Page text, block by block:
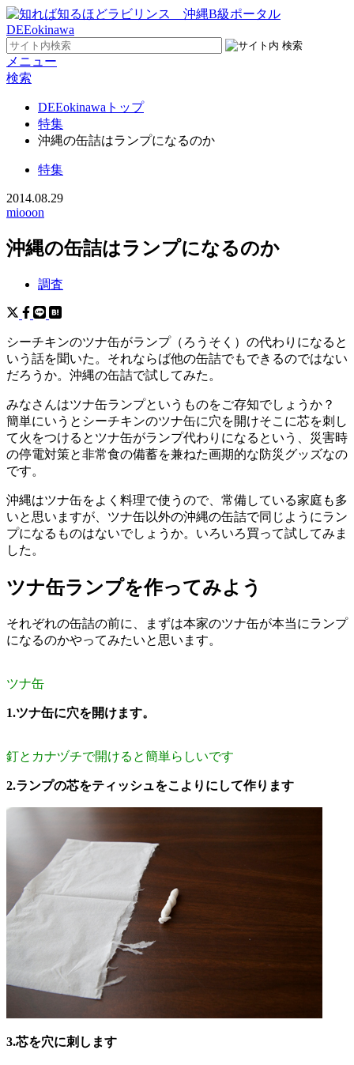
メニュー
検索
DEEokinawaトップ
特集
沖縄の缶詰はランプになるのか
特集
2014.08.29
miooon
沖縄の缶詰はランプになるのか
調査
シーチキンのツナ缶がランプ（ろうそく）の代わりになると
いう話を聞いた。それならば他の缶詰でもできるのではない
だろうか。沖縄の缶詰で試してみた。
みなさんはツナ缶ランプというものをご存知でしょうか？
簡単にいうとシーチキンのツナ缶に穴を開けそこに芯を刺し
て火をつけるとツナ缶がランプ代わりになるという、災害時
の停電対策と非常食の備蓄を兼ねた画期的な防災グッズなの
です。
沖縄はツナ缶をよく料理で使うので、常備している家庭も多
いと思いますが、ツナ缶以外の沖縄の缶詰で同じようにラン
プになるものはないでしょうか。いろいろ買って試してみま
した。
ツナ缶ランプを作ってみよう
それぞれの缶詰の前に、まずは本家のツナ缶が本当にランプ
になるのかやってみたいと思います。
ツナ缶
1.ツナ缶に穴を開けます。
釘とカナヅチで開けると簡単らしいです
2.ランプの芯をティッシュをこよりにして作ります
3.芯を穴に刺します